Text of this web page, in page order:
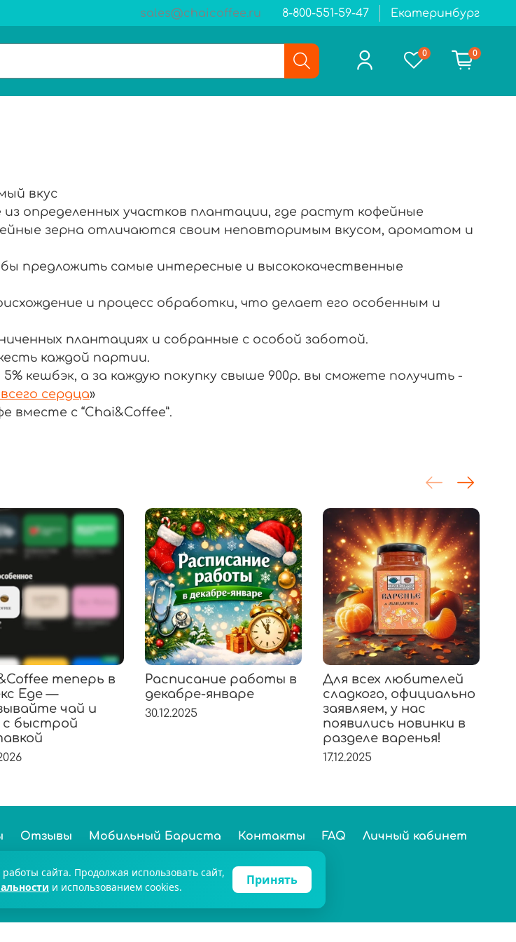
sales@chaicoffee.ru 8-800-551-59-47 Екатеринбург
0 0
вкус
определенных участков плантации, где растут кофейные
зерна отличаются своим неповторимым вкусом, ароматом и
предложить самые интересные и высококачественные
и процесс обработки, что делает его особенным и
плантациях и собранные с особой заботой.
каждой партии.
кешбэк, а за каждую покупку свыше 900р. вы сможете получить -
сердца»
с “Chai&Coffee”.
теперь в
Еде —
чай и
с быстрой
Расписание работы в
декабре-январе
30.12.2025
Для всех любителей
сладкого, официально
заявляем, у нас
появились новинки в
разделе варенья!
17.12.2025
Отзывы Мобильный Бариста Контакты FAQ Личный кабинет
чая и кофе по всей России. © 2025 Chai&Coffee
59-47Екатеринбург
сайта. Продолжая использовать сайт,
и использованием cookies. Принять